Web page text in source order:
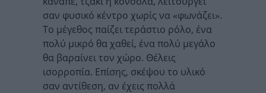
σαν φυσικό κέντρο χωρίς να «φωνάζει».
Το μέγεθος παίζει τεράστιο ρόλο, ένα
πολύ μικρό θα χαθεί, ένα πολύ μεγάλο
θα βαραίνει τον χώρο. Θέλεις
ισορροπία. Επίσης, σκέψου το υλικό
σαν αντίθεση, αν έχεις πολλά